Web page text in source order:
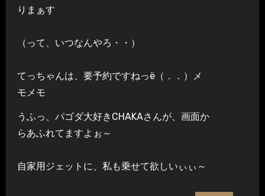
りまぁす
（って、いつなんやろ・・）
てっちゃんは、要予約ですねっё（．．）メ
モメモ
うふっ、パゴダ大好きCHAKAさんが、画面か
らあふれてますよぉ～
自家用ジェットに、私も乗せて欲しいぃぃ～